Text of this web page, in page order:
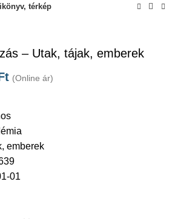
térkép
– Utak, tájak, emberek
(Online ár)
emberek
01